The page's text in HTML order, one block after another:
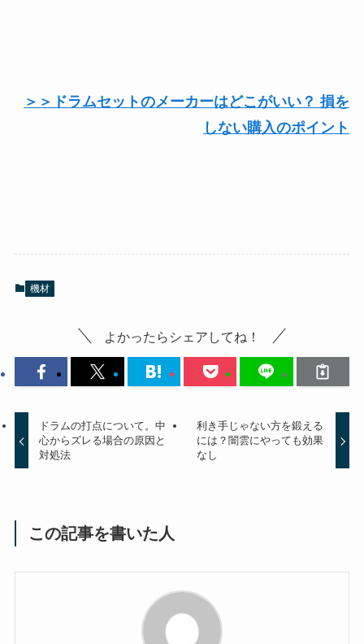
＞＞ドラムセットのメーカーはどこがいい？ 損を
しない購入のポイント
機材
よかったらシェアしてね！
ドラムの打点について。中
心からズレる場合の原因と
対処法
利き手じゃない方を鍛える
には？闇雲にやっても効果
なし
この記事を書いた人